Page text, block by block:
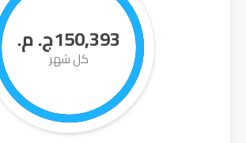
150,393ج. م.
كل شهر